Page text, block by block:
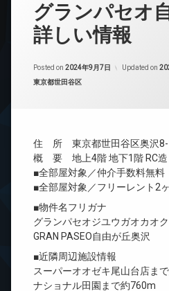
グランパセオ
詳しい情報
Posted on 2024年9月7日 Updated on
カテゴリー:
東京都世田谷区
住 所 東京都世田谷区奥沢8-
概 要 地上4階 地下1階 RC造
■全部屋対象／仲介手数料無料
■全部屋対象／フリーレント2
■物件名フリガナ
グランパセオジユウガオカオ
GRAN PASEO自由が丘奥沢
■近隣周辺施設情報
スーパーオオゼキ尾山台店ま
ナショナル田園まで約760m